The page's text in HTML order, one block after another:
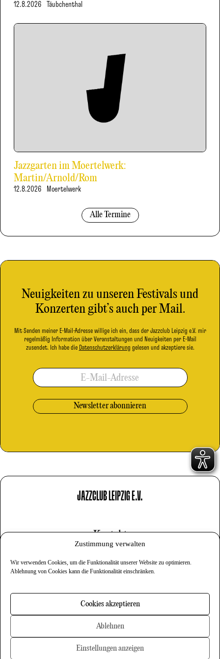
Zustimmung verwalten
Wir verwenden Cookies, um die Funktionalität unserer Website zu optimieren.
Ablehnung von Cookies kann die Funktionalität einschränken.
Cookies akzeptieren
Ablehnen
Einstellungen anzeigen
12.8.2026 Täubchenthal
Jazzgarten im Moertelwerk:
Martin/Arnold/Rom
12.8.2026 Moertelwerk
Alle Termine
Neuigkeiten zu unseren Festivals und
Konzerten gibt’s auch per Mail.
Mit Senden meiner E-Mail-Adresse willige ich ein, dass der Jazzclub Leipzig e.V. mir
regelmäßig Information über Veranstaltungen und Neuigkeiten per E-Mail
zusendet. Ich habe die Datenschutzerklärung gelesen und akzeptiere sie.
E-Mail-Adresse
JAZZCLUB LEIPZIG E.V.
Kontakt
Datenschutz
Newsletter